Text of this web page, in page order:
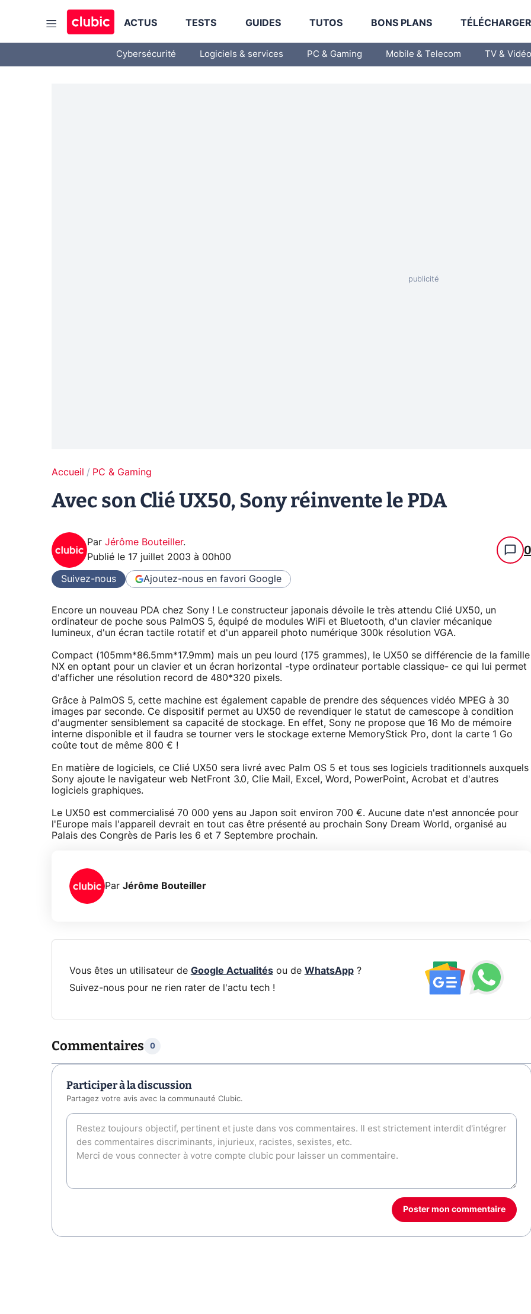
ACTUS TESTS GUIDES TUTOS BONS PLANS
Cybersécurité Logiciels & services PC & Gaming Mobile & Telecom TV & Vidéo
Accueil PC & Gaming
Avec son Clié UX50, Sony réinvente le PDA
Par Jérôme Bouteiller.
Publié le 17 juillet 2003 à 00h00 0
Suivez-nous Ajoutez-nous en favori Google
Encore un nouveau PDA chez Sony ! Le constructeur japonais dévoile le très attendu Clié UX50, un
ordinateur de poche sous PalmOS 5, équipé de modules WiFi et Bluetooth, d'un clavier mécanique
lumineux, d'un écran tactile rotatif et d'un appareil photo numérique 300k résolution VGA.
Compact (105mm*86.5mm*17.9mm) mais un peu lourd (175 grammes), le UX50 se différencie de la famille
NX en optant pour un clavier et un écran horizontal -type ordinateur portable classique- ce qui lui permet
d'afficher une résolution record de 480*320 pixels.
Grâce à PalmOS 5, cette machine est également capable de prendre des séquences vidéo MPEG à 30
images par seconde. Ce dispositif permet au UX50 de revendiquer le statut de camescope à condition
d'augmenter sensiblement sa capacité de stockage. En effet, Sony ne propose que 16 Mo de mémoire
interne disponible et il faudra se tourner vers le stockage externe MemoryStick Pro, dont la carte 1 Go
coûte tout de même 800 € !
En matière de logiciels, ce Clié UX50 sera livré avec Palm OS 5 et tous ses logiciels traditionnels auxquels
Sony ajoute le navigateur web NetFront 3.0, Clie Mail, Excel, Word, PowerPoint, Acrobat et d'autres
logiciels graphiques.
Le UX50 est commercialisé 70 000 yens au Japon soit environ 700 €. Aucune date n'est annoncée pour
l'Europe mais l'appareil devrait en tout cas être présenté au prochain Sony Dream World, organisé au
Palais des Congrès de Paris les 6 et 7 Septembre prochain.
Par Jérôme Bouteiller
Vous êtes un utilisateur de Google Actualitésou de WhatsApp?
Suivez-nous pour ne rien rater de l'actu tech !
Commentaires 0
Participer à la discussion
Partagez votre avis avec la communauté Clubic.
Poster mon commentaire